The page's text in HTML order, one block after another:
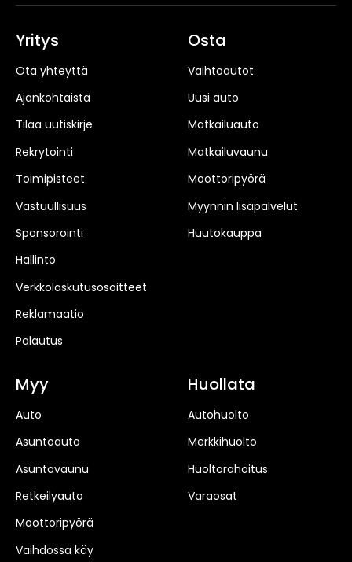
Yritys
Ota yhteyttä
Ajankohtaista
Tilaa uutiskirje
Rekrytointi
Toimipisteet
Vastuullisuus
Sponsorointi
Hallinto
Verkkolaskutusosoitteet
Reklamaatio
Palautus
Osta
Vaihtoautot
Uusi auto
Matkailuauto
Matkailuvaunu
Moottoripyörä
Myynnin lisäpalvelut
Huutokauppa
Myy
Auto
Asuntoauto
Asuntovaunu
Retkeilyauto
Moottoripyörä
Vaihdossa käy
Huollata
Autohuolto
Merkkihuolto
Huoltorahoitus
Varaosat